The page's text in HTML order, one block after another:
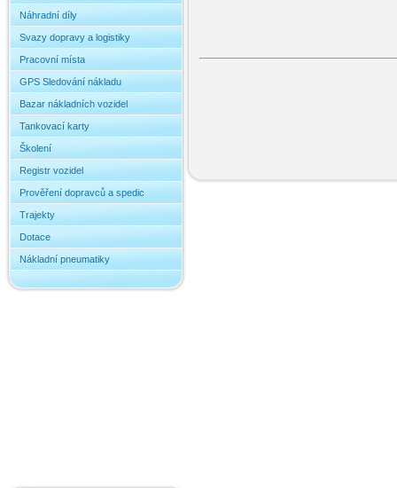
Náhradní díly
Svazy dopravy a logistiky
Pracovní místa
GPS Sledování nákladu
Bazar nákladních vozidel
Tankovací karty
Školení
Registr vozidel
Prověření dopravců a spedic
Trajekty
Dotace
Nákladní pneumatiky